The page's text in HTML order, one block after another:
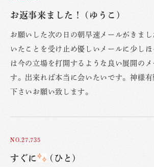
お返事来ました！ (ゆうこ)
お願いした次の日の朝早速メールがきま
いたことを受け止め優しいメールに少し
は今の立場を打開するような良い展開の
す。出来れば本当に会いたいです。神様
下さいお願い致します。
NO.27,735
すぐに (ひと)